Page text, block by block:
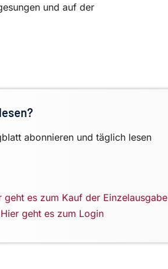
und auf der
abonnieren und täglich lesen
geht es zum Kauf der Einzelausgabe
Hier geht es zum Login